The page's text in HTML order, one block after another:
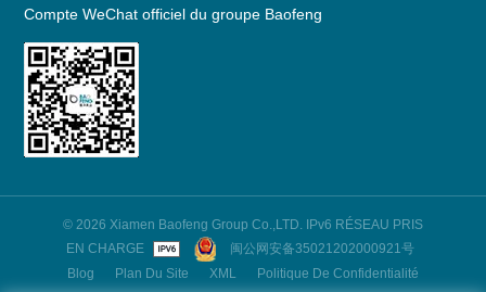
Compte WeChat officiel du groupe Baofeng
© 2026 Xiamen Baofeng Group Co.,LTD. IPv6 RÉSEAU PRIS
EN CHARGE
闽公网安备35021202000921号
Blog
Plan Du Site XML Politique De Confidentialité